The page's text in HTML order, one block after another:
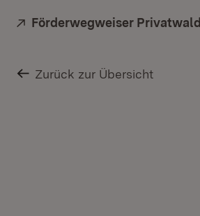
Extern:
Förderwegweiser Privatwald
Zurück zur Übersicht